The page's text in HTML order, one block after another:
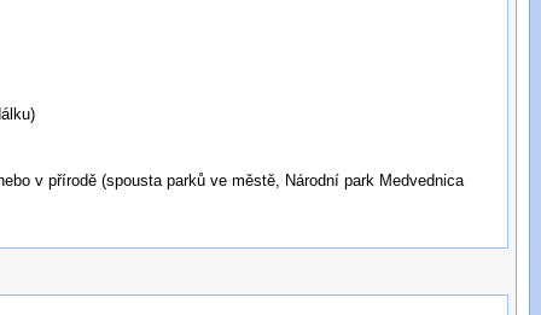
v přírodě (spousta parků ve městě, Národní park Medvednica